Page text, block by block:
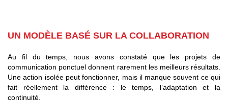
UN MODÈLE BASÉ SUR LA COLLABORATION
Au fil du temps, nous avons constaté que les projets de
communication ponctuel donnent rarement les meilleurs résultats.
Une action isolée peut fonctionner, mais il manque souvent ce qui
fait réellement la différence : le temps, l’adaptation et la
continuité.